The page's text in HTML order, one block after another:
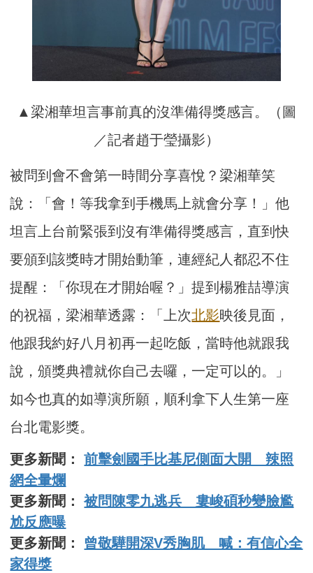
▲梁湘華坦言事前真的沒準備得獎感言。（圖
／記者趙于瑩攝影）
被問到會不會第一時間分享喜悅？梁湘華笑
說：「會！等我拿到手機馬上就會分享！」他
坦言上台前緊張到沒有準備得獎感言，直到快
要頒到該獎時才開始動筆，連經紀人都忍不住
提醒：「你現在才開始喔？」提到楊雅喆導演
的祝福，梁湘華透露：「上次北影映後見面，
他跟我約好八月初再一起吃飯，當時他就跟我
說，頒獎典禮就你自己去囉，一定可以的。」
如今也真的如導演所願，順利拿下人生第一座
台北電影獎。
更多新聞：前擊劍國手比基尼側面大開 辣照
網全暈爛
更多新聞：被問陳零九逃兵 婁峻碩秒變臉尷
尬反應曝
更多新聞： 曾敬驊開深V秀胸肌 喊：有信心全
家得獎